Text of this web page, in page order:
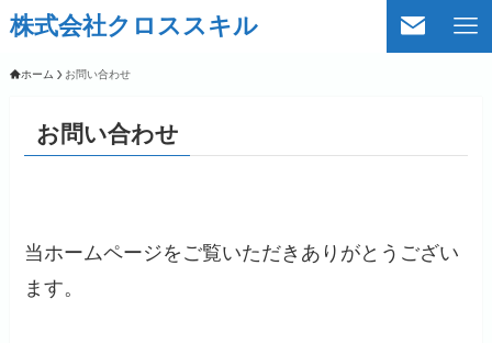
株式会社クロススキル
ホーム お問い合わせ
お問い合わせ
当ホームページをご覧いただきありがとうござい
ます。